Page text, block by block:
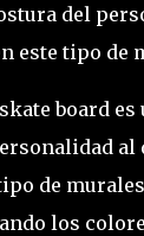
del
este tipo de
board
de
los